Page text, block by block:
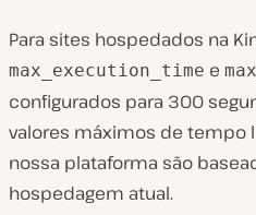
Para sites hospedados na
max_execution_time e
configurados para 300
valores máximos de tempo
nossa plataforma são
hospedagem atual.